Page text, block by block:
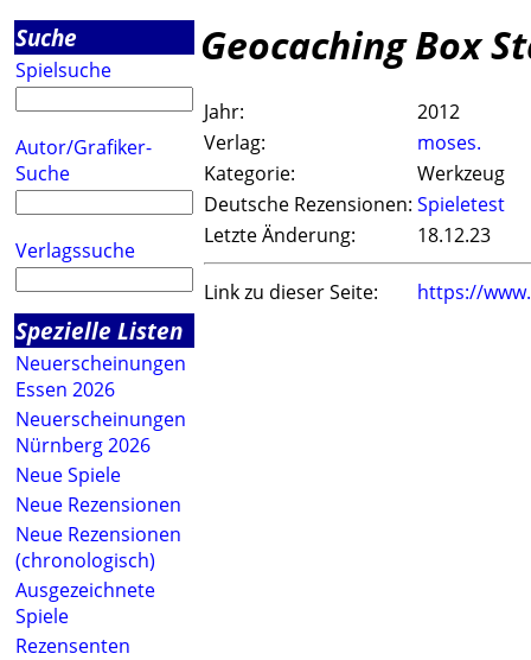
Suche
Spielsuche
Autor/Grafiker-
Suche
Verlagssuche
Spezielle Listen
Neuerscheinungen
Essen 2026
Neuerscheinungen
Nürnberg 2026
Neue Spiele
Neue Rezensionen
Neue Rezensionen
(chronologisch)
Ausgezeichnete
Spiele
Rezensenten
Geocaching Box
Jahr:
2012
Verlag:
moses.
Kategorie:
Werkzeug
Deutsche Rezensionen: Spieletest
Letzte Änderung:
18.12.23
Link zu dieser Seite: https://